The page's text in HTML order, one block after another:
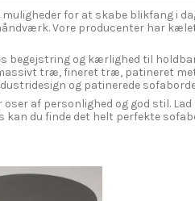
for at skabe blikfang i
Vore producenter har
begejstring og kærlighed til
træ, fineret træ, patineret
og patinerede
af personlighed og god stil.
du finde det helt perfekte